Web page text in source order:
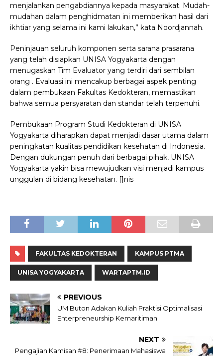
menjalankan pengabdiannya kepada masyarakat. Mudah-
mudahan dalam penghidmatan ini memberikan hasil dari
ikhtiar yang selama ini kami lakukan,” kata Noordjannah.
Peninjauan seluruh komponen serta sarana prasarana
yang telah disiapkan UNISA Yogyakarta dengan
menugaskan Tim Evaluator yang terdiri dari sembilan
orang . Evaluasi ini mencakup berbagai aspek penting
dalam pembukaan Fakultas Kedokteran, memastikan
bahwa semua persyaratan dan standar telah terpenuhi.
Pembukaan Program Studi Kedokteran di UNISA
Yogyakarta diharapkan dapat menjadi dasar utama dalam
peningkatan kualitas pendidikan kesehatan di Indonesia.
Dengan dukungan penuh dari berbagai pihak, UNISA
Yogyakarta yakin bisa mewujudkan visi menjadi kampus
unggulan di bidang kesehatan. []nis
FAKULTAS KEDOKTERAN KAMPUS PTMA
UNISA YOGYAKARTA WARTAPTM.ID
PREVIOUS
UM Buton Adakan Kuliah Praktisi Optimalisasi
Enterpreneurship Kemaritiman
NEXT
Pengajian Kamisan #8: Penerimaan Mahasiswa